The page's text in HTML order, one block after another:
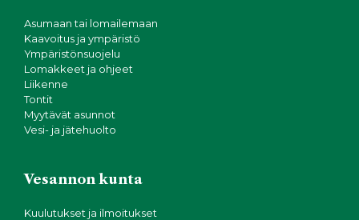
Asumaan tai lomailemaan
Kaavoitus ja ympäristö
Ympäristönsuojelu
Lomakkeet ja ohjeet
Liikenne
Tontit
Myytävät asunnot
Vesi- ja jätehuolto
Vesannon kunta
Kuulutukset ja ilmoitukset